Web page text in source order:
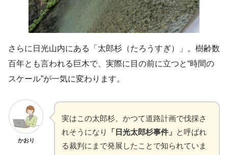
さらに日光山内にある「太郎杉（たろうすぎ）」。樹齢数
百年とも言われる巨木で、実際に目の前に立つと“時間の
スケール”が一気に変わります。
かおり
実はこの太郎杉、かつて道路計画で伐採さ
れそうになり
「日光太郎杉事件」 と呼ばれ
る裁判にまで発展したことで知られていま